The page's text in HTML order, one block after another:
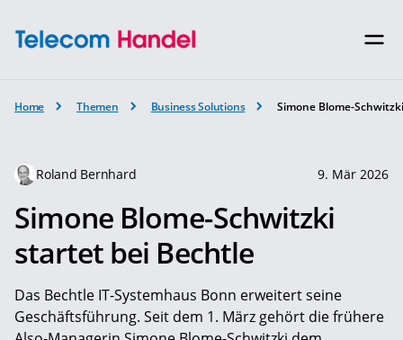
Home Themen Business Solutions Simone Blome-
Roland Bernhard 9. Mär 2026
Simone Blome-Schwitzki
startet bei Bechtle
Das Bechtle IT-Systemhaus Bonn erweitert seine
Geschäftsführung. Seit dem 1. März gehört die frühere